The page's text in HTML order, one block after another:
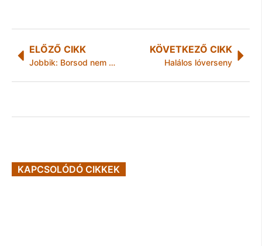
ELŐZŐ CIKK
Jobbik: Borsod nem bírja el az útdíjat
KÖVETKEZŐ CIKK
Halálos lóverseny
KAPCSOLÓDÓ CIKKEK